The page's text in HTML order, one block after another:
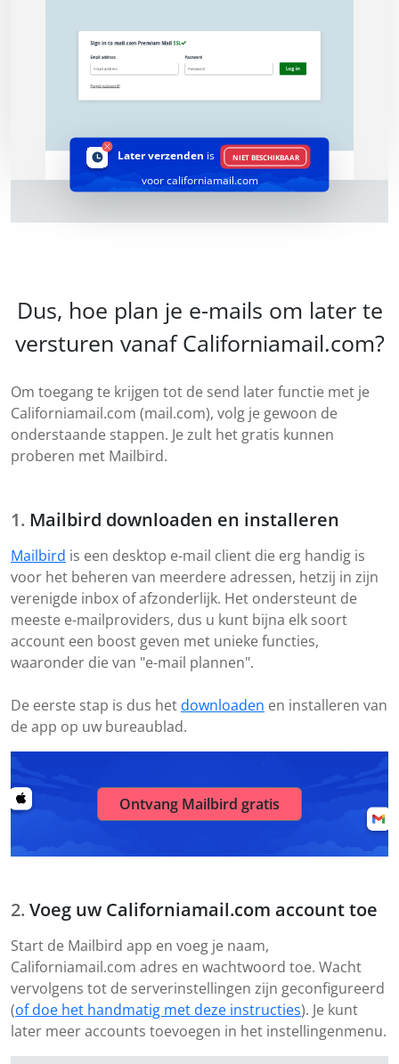
Later verzenden is NIET BESCHIKBAAR
voor californiamail.com
Dus, hoe plan je e-mails om later te
versturen vanaf Californiamail.com?
Om toegang te krijgen tot de send later functie met je
Californiamail.com (mail.com), volg je gewoon de
onderstaande stappen. Je zult het gratis kunnen
proberen met Mailbird.
Mailbird downloaden en installeren
Mailbird is een desktop e-mail client die erg handig is
voor het beheren van meerdere adressen, hetzij in zijn
verenigde inbox of afzonderlijk. Het ondersteunt de
meeste e-mailproviders, dus u kunt bijna elk soort
account een boost geven met unieke functies,
waaronder die van "e-mail plannen".
De eerste stap is dus het downloaden en installeren van
de app op uw bureaublad.
Ontvang Mailbird gratis
Voeg uw Californiamail.com account toe
Start de Mailbird app en voeg je naam,
Californiamail.com adres en wachtwoord toe. Wacht
vervolgens tot de serverinstellingen zijn geconfigureerd
(of doe het handmatig met deze instructies). Je kunt
later meer accounts toevoegen in het instellingenmenu.